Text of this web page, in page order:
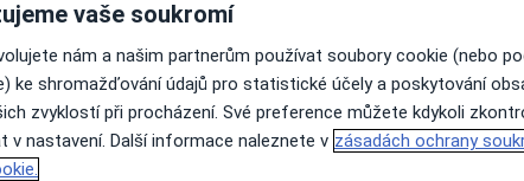
nejsou k dispozici
informace o svých službách.
vaše soukromí
nám a našim partnerům používat soubory cookie (nebo
ke shromažďování údajů pro statistické účely a poskytování
zvyklostí při procházení. Své preference můžete kdykoli
v nastavení. Další informace naleznete v zásadách ochrany